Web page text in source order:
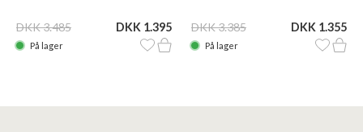
DKK 3.485 DKK 1.395
På lager
DKK 3.385 DKK 1.355
På lager